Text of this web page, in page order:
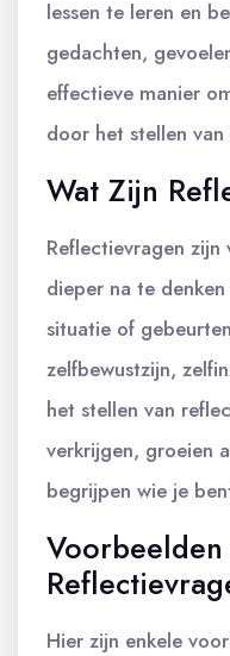
lessen te leren en
gedachten,
effectieve manier
door het stellen
Wat Zijn
Reflectievragen
dieper na te
situatie of
zelfbewustzijn,
het stellen van
verkrijgen, groeien
begrijpen wie je
Voorbeelden
Hier zijn enkele